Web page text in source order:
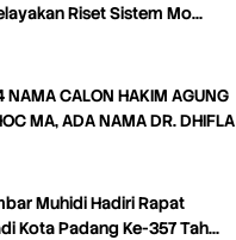
Riset Sistem Mo…
NAMA CALON HAKIM AGUNG
MA, ADA NAMA DR. DHIFLA
Muhidi Hadiri Rapat
Kota Padang Ke-357 Tah…